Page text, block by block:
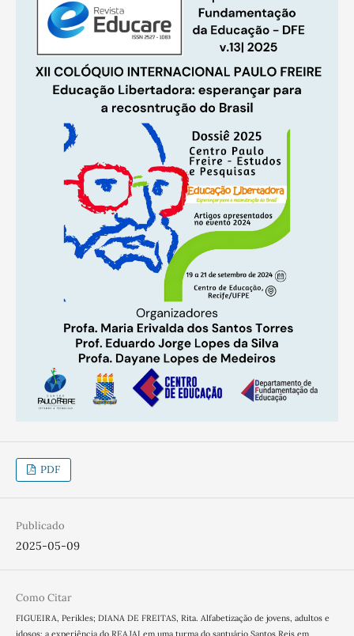
PDF
Publicado
2025-05-09
Como Citar
FIGUEIRA, Perikles; DIANA DE FREITAS, Rita. Alfabetização de jovens, adultos e
idosos: a experiência do REAJAI em uma turma do santuário Santos Reis em